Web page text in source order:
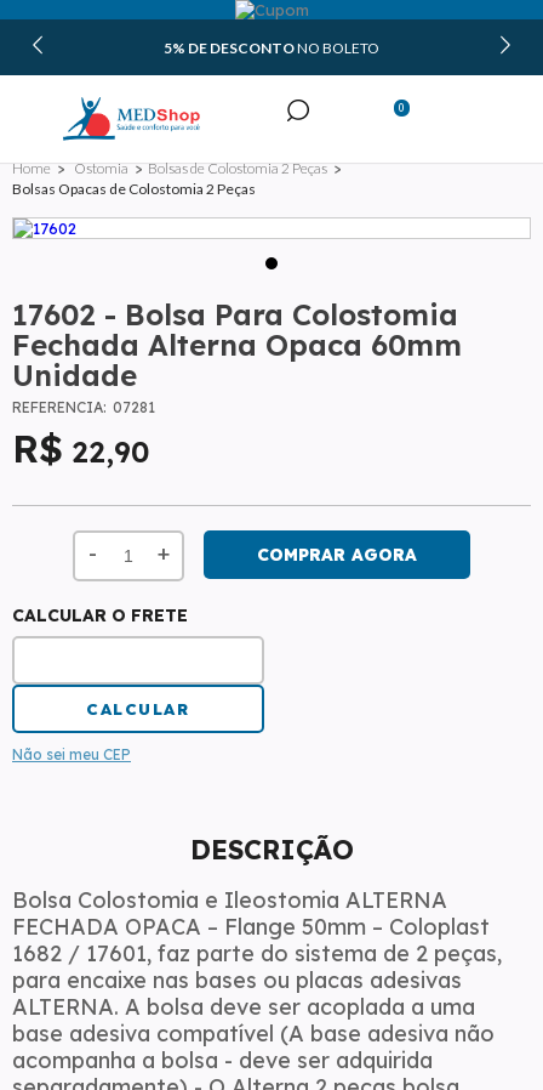
5% DE DESCONTONO BOLETO
Meus Pedidos
0
Ostomia
Bolsas de Colostomia 2 Peças
Bolsas Opacas de Colostomia 2 Peças
17602 - Bolsa Para Colostomia
Fechada Alterna Opaca 60mm
Unidade
REFERÊNCIA: 07281
22,90
- +
CALCULAR O FRETE
Não sei meu CEP
DESCRIÇÃO
Bolsa Colostomia e Ileostomia ALTERNA
FECHADA OPACA – Flange 50mm – Coloplast
1682 / 17601, faz parte do sistema de 2 peças,
para encaixe nas bases ou placas adesivas
ALTERNA. A bolsa deve ser acoplada a uma
base adesiva compatível (A base adesiva não
acompanha a bolsa - deve ser adquirida